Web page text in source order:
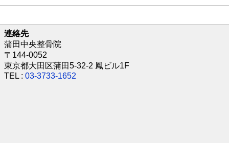
連絡先
蒲田中央整骨院
〒144-0052
東京都大田区蒲田5-32-2 鳳ビル1F
TEL : 03-3733-1652